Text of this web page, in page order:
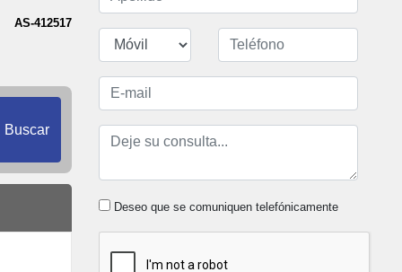
AS-412517
Buscar
Deseo que se comuniquen telefónicamente